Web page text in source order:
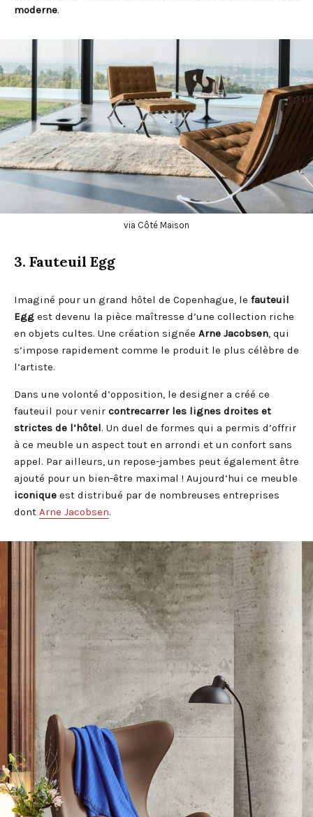
moderne.
via Côté Maison
3. Fauteuil Egg
Imaginé pour un grand hôtel de Copenhague, le fauteuil
Egg est devenu la pièce maîtresse d’une collection riche
en objets cultes. Une création signée Arne Jacobsen, qui
s’impose rapidement comme le produit le plus célèbre de
l’artiste.
Dans une volonté d’opposition, le designer a créé ce
fauteuil pour venir contrecarrer les lignes droites et
strictes de l’hôtel. Un duel de formes qui a permis d’offrir
à ce meuble un aspect tout en arrondi et un confort sans
appel. Par ailleurs, un repose-jambes peut également être
ajouté pour un bien-être maximal ! Aujourd’hui ce meuble
iconique est distribué par de nombreuses entreprises
dont Arne Jacobsen.